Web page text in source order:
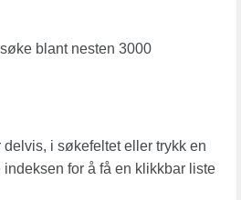
blant nesten 3000
i søkefeltet eller trykk en
for å få en klikkbar liste